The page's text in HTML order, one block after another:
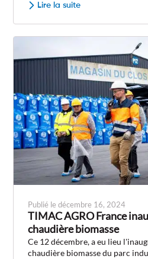
Lire la suite
Publié le décembre 16, 2024
TIMAC AGRO France
chaudière biomasse
Ce 12 décembre, a eu lieu
chaudière biomasse du parc